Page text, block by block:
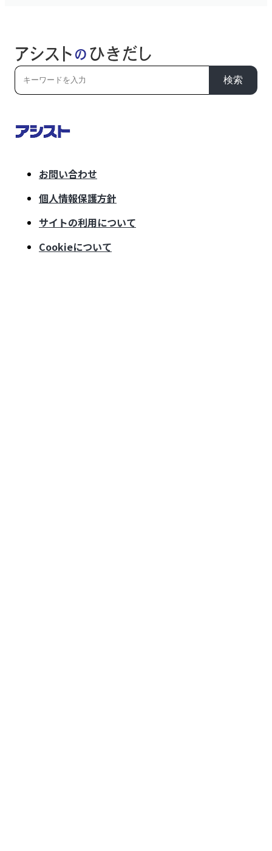
検索
お問い合わせ
個人情報保護方針
サイトの利用について
Cookieについて